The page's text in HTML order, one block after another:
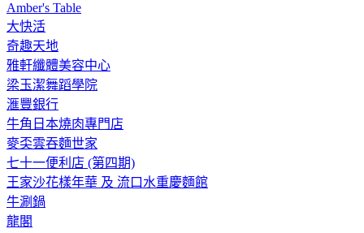
Amber's Table
大快活
奇趣天地
雅軒纖體美容中心
梁玉潔舞蹈學院
滙豐銀行
牛角日本燒肉專門店
麥奀雲吞麵世家
七十一便利店 (第四期)
王家沙花樣年華 及 流口水重慶麵館
牛涮鍋
龍閣